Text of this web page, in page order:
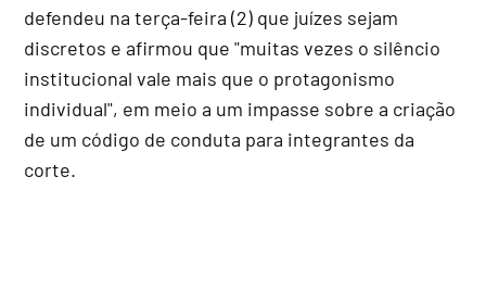
defendeu na terça-feira (2) que juízes sejam
discretos e afirmou que "muitas vezes o silêncio
institucional vale mais que o protagonismo
individual", em meio a um impasse sobre a criação
de um código de conduta para integrantes da
corte.